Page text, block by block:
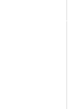
『
폭
지
또